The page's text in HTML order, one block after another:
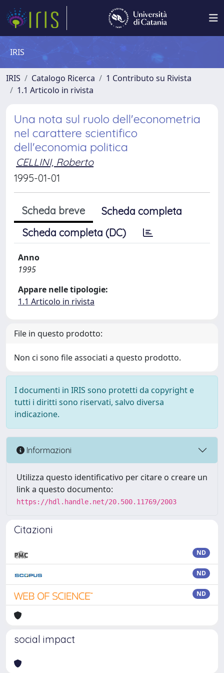
IRIS
IRIS Catalogo Ricerca
1 Contributo su Rivista
1.1 Articolo in rivista
Una nota sul ruolo dell'econometria
nel carattere scientifico
dell'economia politica
CELLINI, Roberto
1995-01-01
Scheda breve
Scheda completa
Scheda completa (DC)
Anno
1995
Appare nelle tipologie:
1.1 Articolo in rivista
File in questo prodotto:
Non ci sono file associati a questo prodotto.
I documenti in IRIS sono protetti da copyright e
tutti i diritti sono riservati, salvo diversa
indicazione.
Informazioni
Utilizza questo identificativo per citare o creare un
link a questo documento:
https://hdl.handle.net/20.500.11769/2003
Citazioni
ND
ND
ND
social impact